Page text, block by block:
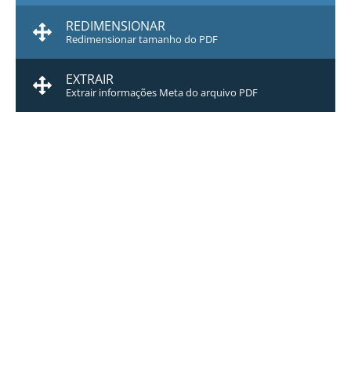
REDIMENSIONAR
Redimensionar tamanho do PDF
EXTRAIR
Extrair informações Meta do arquivo PDF